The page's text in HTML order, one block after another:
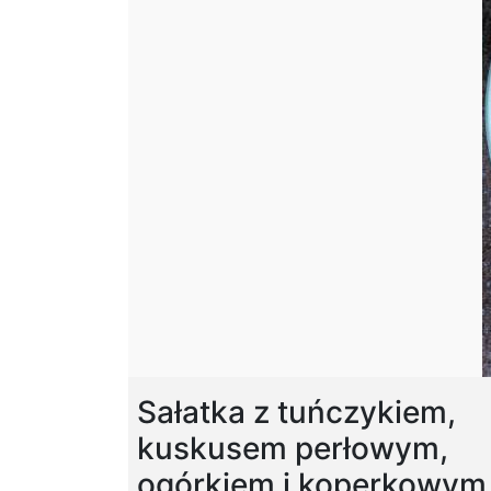
Sałatka z tuńczykiem,
kuskusem perłowym,